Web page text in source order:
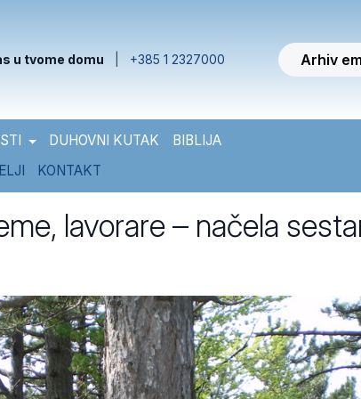
u tvome domu +385 1 2327000 Arhiv
DUHOVNI KUTAK
BIBLIJA
KONTAKT
lavorare – načela